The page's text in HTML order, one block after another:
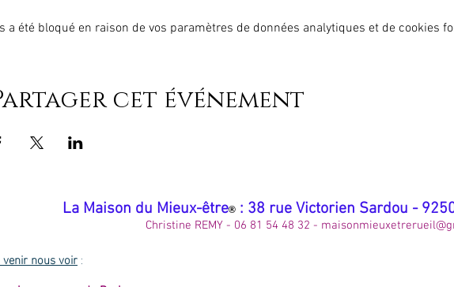
a été bloqué en raison de vos paramètres de données analytiques et de cookies
cet événement
​La Maison du Mieux-être® : 38 rue Victorien Sardou -
Christine REMY - 06 81 54 48 32 -
nous voir: